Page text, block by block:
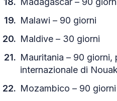
Malawi – 90 giorni
Maldive – 30 giorni
Mauritania – 90 giorni,
internazionale di
Mozambico – 90 giorni